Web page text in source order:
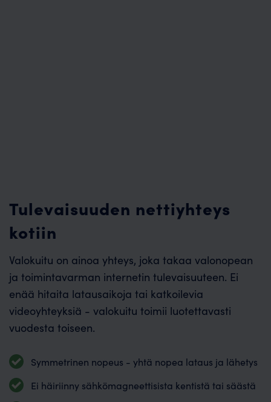
Tulevaisuuden nettiyhteys
kotiin
Valokuitu on ainoa yhteys, joka takaa valonopean
ja toimintavarman internetin tulevaisuuteen. Ei
enää hitaita latausaikoja tai katkoilevia
videoyhteyksiä - valokuitu toimii luotettavasti
vuodesta toiseen.
Symmetrinen nopeus - yhtä nopea lataus ja lähetys
Ei häiriinny sähkömagneettisista kentistä tai säästä